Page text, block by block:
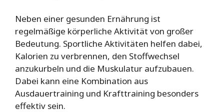
Neben einer gesunden Ernährung ist
regelmäßige körperliche Aktivität von großer
Bedeutung. Sportliche Aktivitäten helfen dabei,
Kalorien zu verbrennen, den Stoffwechsel
anzukurbeln und die Muskulatur aufzubauen.
Dabei kann eine Kombination aus
Ausdauertraining und Krafttraining besonders
effektiv sein.